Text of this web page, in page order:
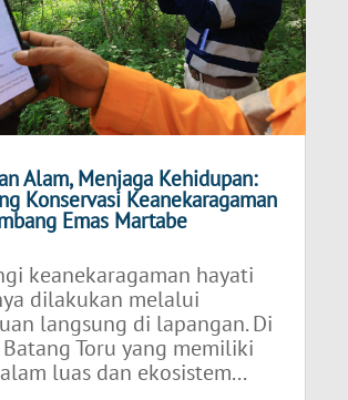
Alam, Menjaga Kehidupan:
Konservasi Keanekaragaman
Emas Martabe
keanekaragaman hayati
dilakukan melalui
langsung di lapangan. Di
Toru yang memiliki
luas dan ekosistem...